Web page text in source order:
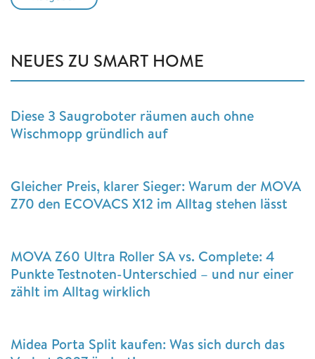
NEUES ZU SMART HOME
Diese 3 Saugroboter räumen auch ohne
Wischmopp gründlich auf
Gleicher Preis, klarer Sieger: Warum der MOVA
Z70 den ECOVACS X12 im Alltag stehen lässt
MOVA Z60 Ultra Roller SA vs. Complete: 4
Punkte Testnoten-Unterschied – und nur einer
zählt im Alltag wirklich
Midea Porta Split kaufen: Was sich durch das